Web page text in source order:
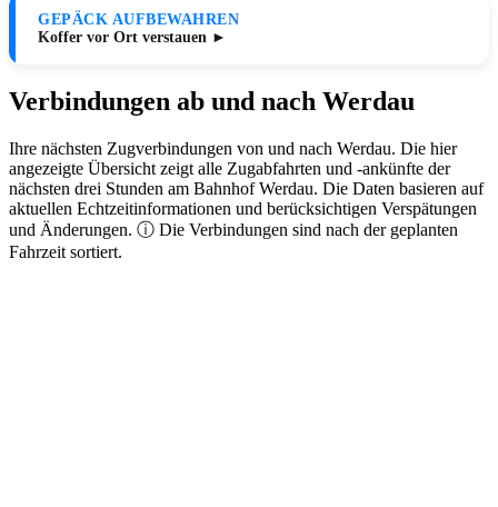
GEPÄCK AUFBEWAHREN
Koffer vor Ort verstauen ►
Verbindungen ab und nach Werdau
Ihre nächsten Zugverbindungen von und nach Werdau. Die hier
angezeigte Übersicht zeigt alle Zugabfahrten und -ankünfte der
nächsten drei Stunden am Bahnhof Werdau. Die Daten basieren auf
aktuellen Echtzeitinformationen und berücksichtigen Verspätungen
und Änderungen. ⓘ Die Verbindungen sind nach der geplanten
Fahrzeit sortiert.